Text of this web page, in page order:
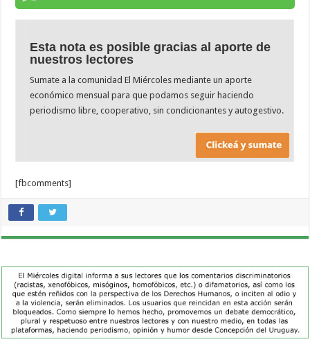
Esta nota es posible gracias al aporte de
nuestros lectores
Sumate a la comunidad El Miércoles mediante un aporte
económico mensual para que podamos seguir haciendo
periodismo libre, cooperativo, sin condicionantes y autogestivo.
[fbcomments]